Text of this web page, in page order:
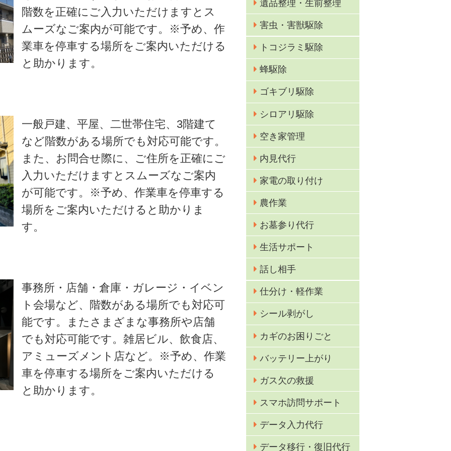
階数を正確にご入力いただけますとス
ムーズなご案内が可能です。※予め、作
業車を停車する場所をご案内いただける
と助かります。
一般戸建、平屋、二世帯住宅、3階建て
など階数がある場所でも対応可能です。
また、お問合せ際に、ご住所を正確にご
入力いただけますとスムーズなご案内
が可能です。※予め、作業車を停車する
場所をご案内いただけると助かりま
す。
事務所・店舗・倉庫・ガレージ・イベン
ト会場など、階数がある場所でも対応可
能です。またさまざまな事務所や店舗
でも対応可能です。雑居ビル、飲食店、
アミューズメント店など。※予め、作業
車を停車する場所をご案内いただける
と助かります。
遺品整理・生前整理
害虫・害獣駆除
トコジラミ駆除
蜂駆除
ゴキブリ駆除
シロアリ駆除
空き家管理
内見代行
家電の取り付け
農作業
お墓参り代行
生活サポート
話し相手
仕分け・軽作業
シール剥がし
カギのお困りごと
バッテリー上がり
ガス欠の救援
スマホ訪問サポート
データ入力代行
データ移行・復旧代行